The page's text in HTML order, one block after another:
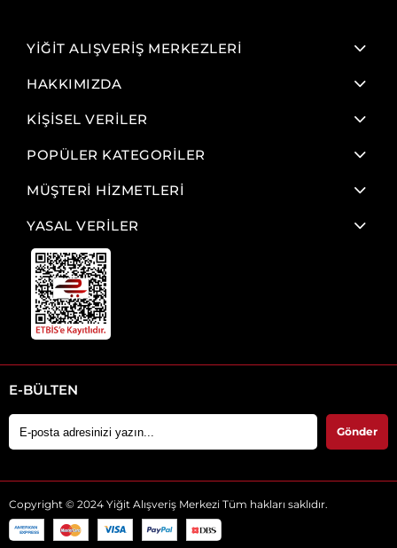
YİĞİT ALIŞVERİŞ MERKEZLERİ
HAKKIMIZDA
KİŞİSEL VERİLER
POPÜLER KATEGORİLER
MÜŞTERİ HİZMETLERİ
YASAL VERİLER
E-BÜLTEN
Gönder
Copyright © 2024 Yiğit Alışveriş Merkezi Tüm hakları saklıdır.